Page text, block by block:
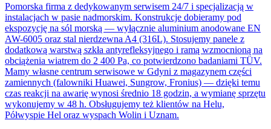
Pomorska firma z dedykowanym serwisem 24/7 i specjalizacją w
instalacjach w pasie nadmorskim. Konstrukcje dobieramy pod
ekspozycję na sól morską — wyłącznie aluminium anodowane EN
AW-6005 oraz stal nierdzewna A4 (316L). Stosujemy panele z
dodatkową warstwą szkła antyrefleksyjnego i ramą wzmocnioną na
obciążenia wiatrem do 2 400 Pa, co potwierdzono badaniami TÜV.
Mamy własne centrum serwisowe w Gdyni z magazynem części
zamiennych (falowniki Huawei, Sungrow, Fronius) — dzięki temu
czas reakcji na awarię wynosi średnio 18 godzin, a wymianę sprzętu
wykonujemy w 48 h. Obsługujemy też klientów na Helu,
Półwyspie Hel oraz wyspach Wolin i Uznam.